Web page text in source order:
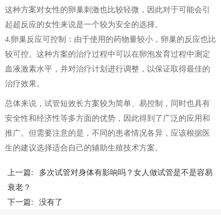
这种方案对女性的卵巢刺激也比较轻微，因此对于可能会引
起超反应的女性来说是一个较为安全的选择。
4.卵巢反应可控制：由于使用的药物量较小，卵巢的反应也比
较可控。这种方案的治疗过程中可以在卵泡发育过程中测定
血液激素水平，并对治疗计划进行调整，以保证取得最佳的
治疗效果。
总体来说，试管短效长方案较为简单、易控制，同时也具有
安全性和经济性等多方面的优势，因此得到了广泛的应用和
推广。但需要注意的是，不同的患者情况各异，应该根据医
生的建议选择适合自己的辅助生殖技术方案。
上一篇: 多次试管对身体有影响吗？女人做试管是不是容易
衰老？
下一篇: 没有了